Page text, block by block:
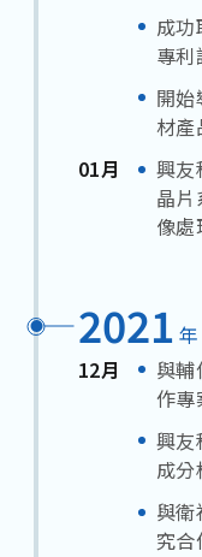
成
專利
開
材產
01月
興友
晶
像處
2021 年
12月
與
作專
興友
成分
與
究合